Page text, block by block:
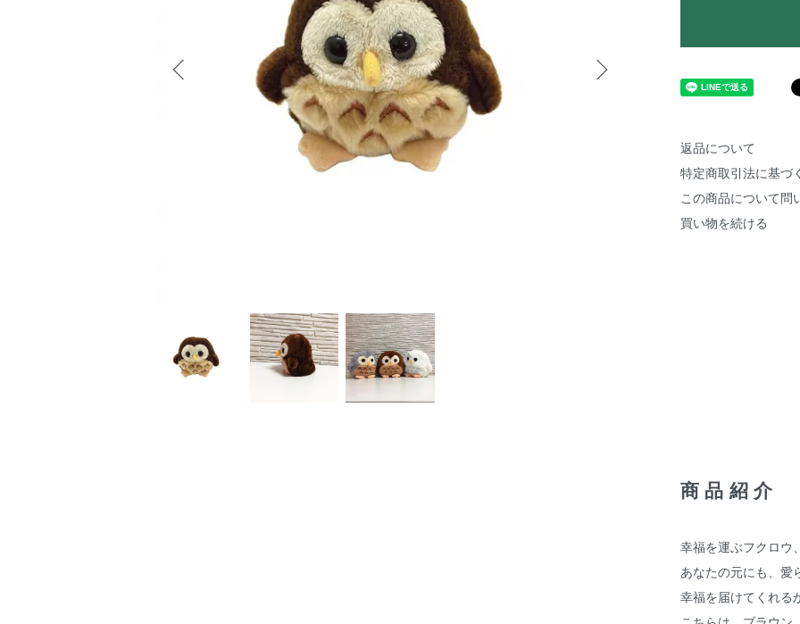
返品について
特定商取引法に基づ
この商品について問
買い物を続ける
商品紹介
幸福を運ぶフクロウ
あなたの元にも、愛
幸福を届けてくれる